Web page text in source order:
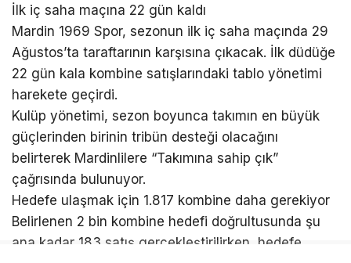
İlk iç saha maçına 22 gün kaldı
Mardin 1969 Spor, sezonun ilk iç saha maçında 29
Ağustos’ta taraftarının karşısına çıkacak. İlk düdüğe
22 gün kala kombine satışlarındaki tablo yönetimi
harekete geçirdi.
Kulüp yönetimi, sezon boyunca takımın en büyük
güçlerinden birinin tribün desteği olacağını
belirterek Mardinlilere “Takımına sahip çık”
çağrısında bulunuyor.
Hedefe ulaşmak için 1.817 kombine daha gerekiyor
Belirlenen 2 bin kombine hedefi doğrultusunda şu
ana kadar 183 satış gerçekleştirilirken, hedefe